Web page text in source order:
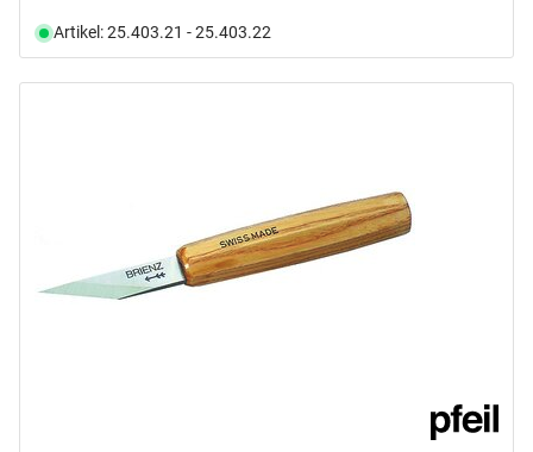
Artikel: 25.403.21 - 25.403.22